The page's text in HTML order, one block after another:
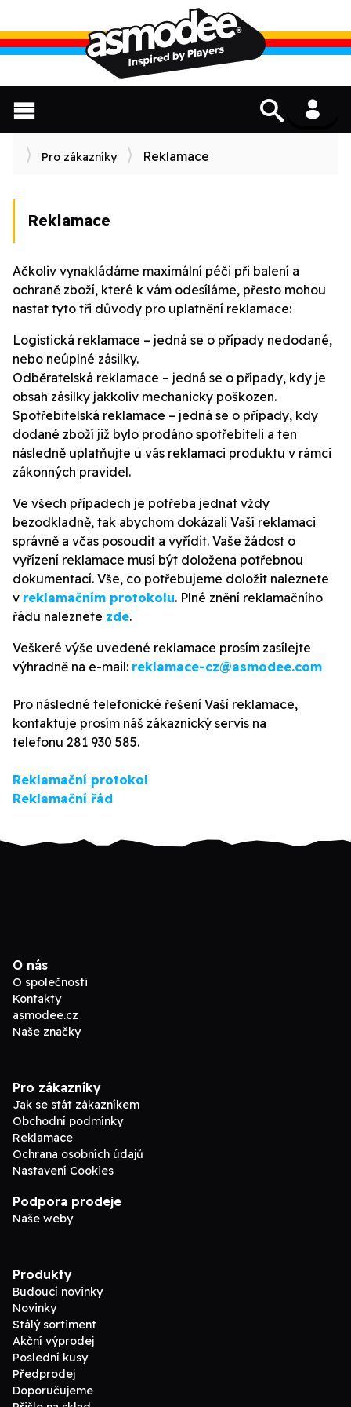
Pro zákazníky Reklamace
Reklamace
Ačkoliv vynakládáme maximální péči při balení a
ochraně zboží, které k vám odesíláme, přesto mohou
nastat tyto tři důvody pro uplatnění reklamace:
Logistická reklamace – jedná se o případy nedodané,
nebo neúplné zásilky.
Odběratelská reklamace – jedná se o případy, kdy je
obsah zásilky jakkoliv mechanicky poškozen.
Spotřebitelská reklamace – jedná se o případy, kdy
dodané zboží již bylo prodáno spotřebiteli a ten
následně uplatňujte u vás reklamaci produktu v rámci
zákonných pravidel.
Ve všech případech je potřeba jednat vždy
bezodkladně, tak abychom dokázali Vaší reklamaci
správně a včas posoudit a vyřídit. Vaše žádost o
vyřízení reklamace musí být doložena potřebnou
dokumentací. Vše, co potřebujeme doložit naleznete
v reklamačním protokolu. Plné znění reklamačního
řádu naleznete zde.
Veškeré výše uvedené reklamace prosím zasílejte
výhradně na e-mail: reklamace-cz@asmodee.com
Pro následné telefonické řešení Vaší reklamace,
kontaktuje prosím náš zákaznický servis na
telefonu 281 930 585.
Reklamační protokol
Reklamační řád
O nás
O společnosti
Kontakty
asmodee.cz
Naše značky
Pro zákazníky
Jak se stát zákazníkem
Obchodní podmínky
Reklamace
Ochrana osobních údajů
Nastavení Cookies
Podpora prodeje
Naše weby
Produkty
Budoucí novinky
Novinky
Stálý sortiment
Akční výprodej
Poslední kusy
Předprodej
Doporučujeme